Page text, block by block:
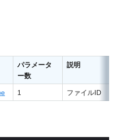
パラメータ
ー数
説明
1 ファイルID